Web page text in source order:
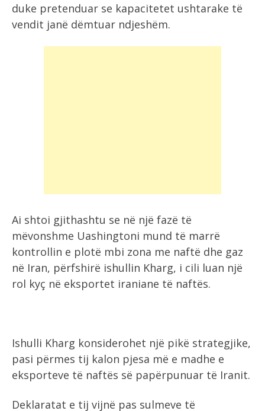
duke pretenduar se kapacitetet ushtarake të
vendit janë dëmtuar ndjeshëm.
Ai shtoi gjithashtu se në një fazë të
mëvonshme Uashingtoni mund të marrë
kontrollin e plotë mbi zona me naftë dhe gaz
në Iran, përfshirë ishullin Kharg, i cili luan një
rol kyç në eksportet iraniane të naftës.
Ishulli Kharg konsiderohet një pikë strategjike,
pasi përmes tij kalon pjesa më e madhe e
eksporteve të naftës së papërpunuar të Iranit.
Deklaratat e tij vijnë pas sulmeve të